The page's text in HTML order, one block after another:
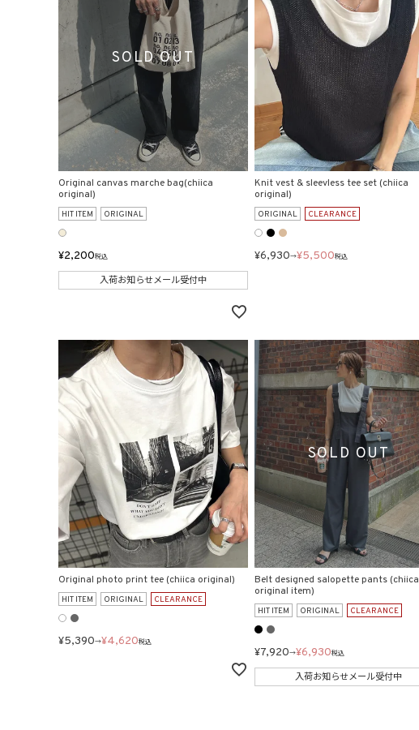
Original canvas marche bag(chiica
original)
HIT ITEM ORIGINAL
¥2,200税込
入荷お知らせメール受付中
Knit vest & sleevless tee set (chiica
original)
ORIGINAL CLEARANCE
¥6,930→¥5,500税込
Original photo print tee (chiica original)
HIT ITEM ORIGINAL CLEARANCE
¥5,390→¥4,620税込
Belt designed salopette pants (chiica
original item)
HIT ITEM ORIGINAL CLEARANCE
¥7,920→¥6,930税込
入荷お知らせメール受付中